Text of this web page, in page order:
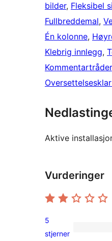
bilder, Fleksibel
Fullbreddemal,
Én kolonne,
Klebrig innlegg,
Kommentartråder
Aktive
Vurderinger
1
5
stjerner